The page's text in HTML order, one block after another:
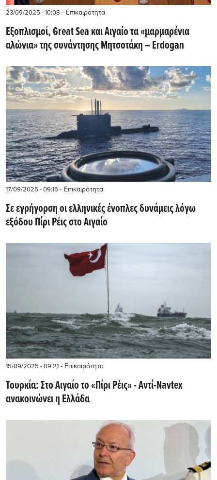
23/09/2025 - 10:08 - Επικαιρότητα
Εξοπλισμοί, Great Sea και Αιγαίο τα «μαρμαρένια
αλώνια» της συνάντησης Μητσοτάκη – Erdogan
17/09/2025 - 09:15 - Επικαιρότητα
Σε εγρήγορση οι ελληνικές ένοπλες δυνάμεις λόγω
εξόδου Πίρι Ρέις στο Αιγαίο
15/09/2025 - 09:21 - Επικαιρότητα
Τουρκία: Στο Αιγαίο το «Πίρι Ρέις» - Αντί-Navtex
ανακοινώνει η Ελλάδα